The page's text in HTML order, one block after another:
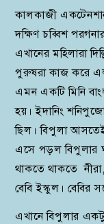
কালকাজী
দক্ষিণ চব্বিশ
এখানের মহিলারা
পুরুষরা কাজ করে
এমন একটি মিনি
হয়। ইদানিং
ছিল। বিপুলা
এসে পড়ল বিপুলার
থাকতে থাকতে
বেবি ইস্কুল। বেবির
এখানে বিপুলার